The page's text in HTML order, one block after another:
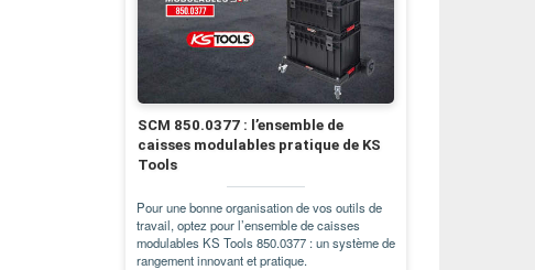
SCM 850.0377 : l’ensemble de
caisses modulables pratique de KS
Tools
Pour une bonne organisation de vos outils de
travail, optez pour l’ensemble de caisses
modulables KS Tools 850.0377 : un système de
rangement innovant et pratique.